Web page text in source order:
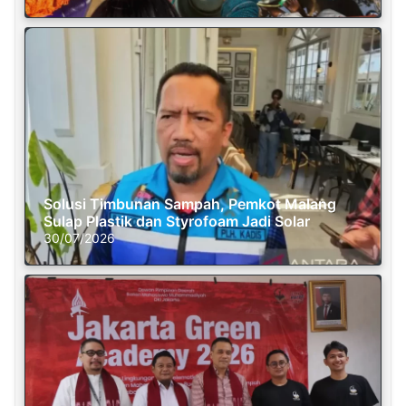
Solusi Timbunan Sampah, Pemkot Malang
Sulap Plastik dan Styrofoam Jadi Solar
30/07/2026